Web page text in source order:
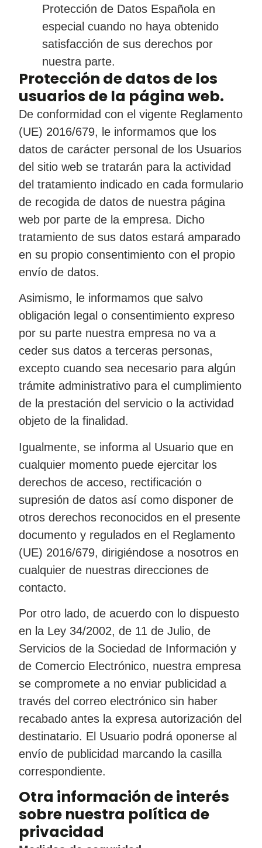
Protección de Datos Española en
especial cuando no haya obtenido
satisfacción de sus derechos por
nuestra parte.
Protección de datos de los
usuarios de la página web.
De conformidad con el vigente Reglamento
(UE) 2016/679, le informamos que los
datos de carácter personal de los Usuarios
del sitio web se tratarán para la actividad
del tratamiento indicado en cada formulario
de recogida de datos de nuestra página
web por parte de la empresa. Dicho
tratamiento de sus datos estará amparado
en su propio consentimiento con el propio
envío de datos.
Asimismo, le informamos que salvo
obligación legal o consentimiento expreso
por su parte nuestra empresa no va a
ceder sus datos a terceras personas,
excepto cuando sea necesario para algún
trámite administrativo para el cumplimiento
de la prestación del servicio o la actividad
objeto de la finalidad.
Igualmente, se informa al Usuario que en
cualquier momento puede ejercitar los
derechos de acceso, rectificación o
supresión de datos así como disponer de
otros derechos reconocidos en el presente
documento y regulados en el Reglamento
(UE) 2016/679, dirigiéndose a nosotros en
cualquier de nuestras direcciones de
contacto.
Por otro lado, de acuerdo con lo dispuesto
en la Ley 34/2002, de 11 de Julio, de
Servicios de la Sociedad de Información y
de Comercio Electrónico, nuestra empresa
se compromete a no enviar publicidad a
través del correo electrónico sin haber
recabado antes la expresa autorización del
destinatario. El Usuario podrá oponerse al
envío de publicidad marcando la casilla
correspondiente.
Otra información de interés
sobre nuestra política de
privacidad